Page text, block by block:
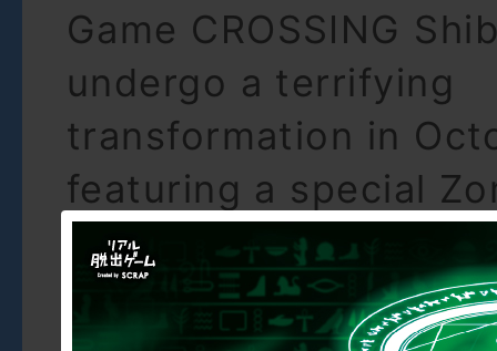
Game CROSSING
undergo a terrifying
transformation in
featuring a special
packed with fear-
and immersive